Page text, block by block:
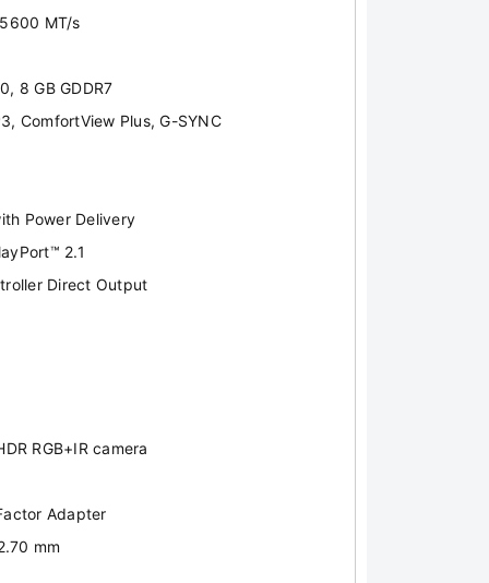
MT/s
8 GB GDDR7
ComfortView Plus, G-SYNC
Power Delivery
2.1
Direct Output
RGB+IR camera
Adapter
mm